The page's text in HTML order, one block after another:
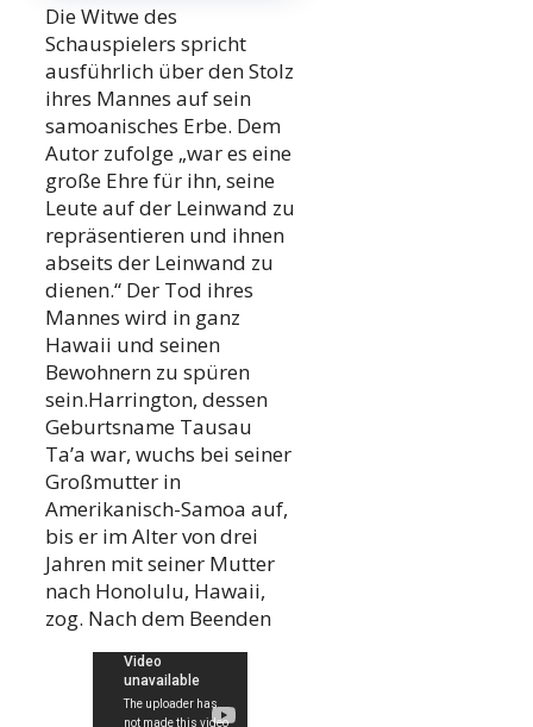
Die Witwe des
Schauspielers spricht
ausführlich über den Stolz
ihres Mannes auf sein
samoanisches Erbe. Dem
Autor zufolge „war es eine
große Ehre für ihn, seine
Leute auf der Leinwand zu
repräsentieren und ihnen
abseits der Leinwand zu
dienen.“ Der Tod ihres
Mannes wird in ganz
Hawaii und seinen
Bewohnern zu spüren
sein.Harrington, dessen
Geburtsname Tausau
Ta’a war, wuchs bei seiner
Großmutter in
Amerikanisch-Samoa auf,
bis er im Alter von drei
Jahren mit seiner Mutter
nach Honolulu, Hawaii,
zog. Nach dem Beenden